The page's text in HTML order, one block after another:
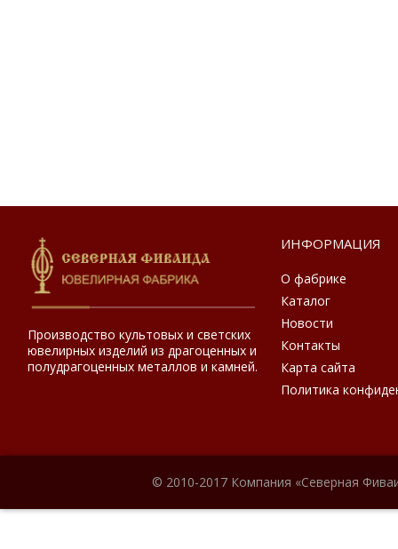
Производство культовых и светских
ювелирных изделий из драгоценных и
полудрагоценных металлов и камней.
ИНФОРМАЦИЯ
О фабрике
Каталог
Новости
Контакты
Карта сайта
Политика
© 2010-2017 Компания «Северная